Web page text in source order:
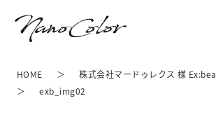
HOME
株式会社マードゥレクス 様
exb_img02